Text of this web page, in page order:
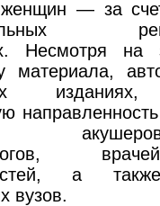
женщин — за
Несмотря на
материала,
изданиях,
а
вузов.